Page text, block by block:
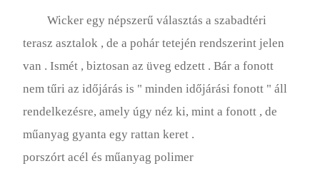
Wicker egy népszerű választás a szabadtéri
terasz asztalok , de a pohár tetején rendszerint jelen
van . Ismét , biztosan az üveg edzett . Bár a fonott
nem tűri az időjárás is " minden időjárási fonott " áll
rendelkezésre, amely úgy néz ki, mint a fonott , de
műanyag gyanta egy rattan keret .
porszórt acél és műanyag polimer